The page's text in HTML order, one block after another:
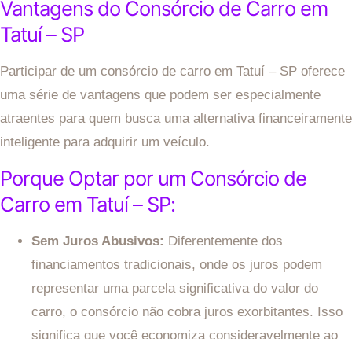
Vantagens do Consórcio de Carro em
Tatuí – SP
Participar de um consórcio de carro em Tatuí – SP oferece
uma série de vantagens que podem ser especialmente
atraentes para quem busca uma alternativa financeiramente
inteligente para adquirir um veículo.
Porque Optar por um Consórcio de
Carro em Tatuí – SP:
Sem Juros Abusivos: Diferentemente dos
financiamentos tradicionais, onde os juros podem
representar uma parcela significativa do valor do
carro, o consórcio não cobra juros exorbitantes. Isso
significa que você economiza consideravelmente ao